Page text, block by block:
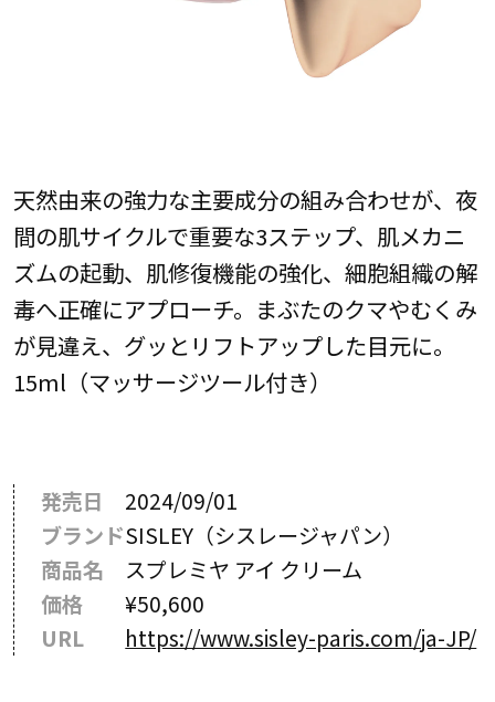
天然由来の強力な主要成分の組み合わせが、夜
間の肌サイクルで重要な3ステップ、肌メカニ
ズムの起動、肌修復機能の強化、細胞組織の解
毒へ正確にアプローチ。まぶたのクマやむくみ
が見違え、グッとリフトアップした目元に。
15ml（マッサージツール付き）
発売日
2024/09/01
ブランドSISLEY（シスレージャパン）
商品名
スプレミヤ アイ クリーム
価格
¥50,600
URL
https://www.sisley-paris.com/ja-JP/